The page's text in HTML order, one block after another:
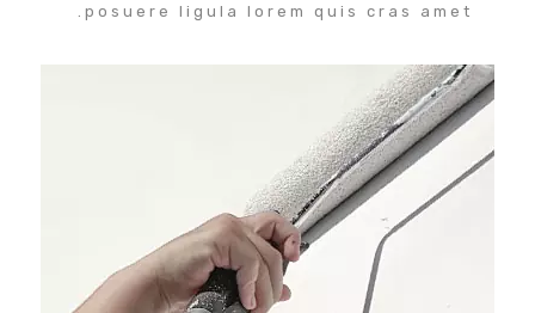
posuere ligula lorem quis cras amet.